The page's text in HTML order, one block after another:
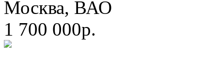
Москва, ВАО
1 700 000р.